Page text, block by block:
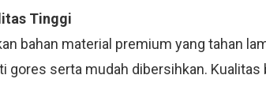
Tinggi
bahan material premium yang tahan
gores serta mudah dibersihkan.